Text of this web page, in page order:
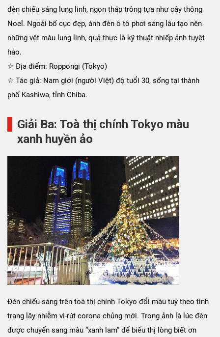
đèn chiếu sáng lung linh, ngọn tháp trông tựa như cây thông
Noel. Ngoài bố cục đẹp, ánh đèn ô tô phơi sáng lâu tạo nên
những vệt màu lung linh, quả thực là kỹ thuật nhiếp ảnh tuyệt
hảo.
☆ Địa điểm: Roppongi (Tokyo)
☆ Tác giả: Nam giới (người Việt) độ tuổi 30, sống tại thành
phố Kashiwa, tỉnh Chiba.
Giải Ba: Toà thị chính Tokyo màu
xanh huyền ảo
Đèn chiếu sáng trên toà thị chính Tokyo đổi màu tuỳ theo tình
trạng lây nhiễm vi-rút corona chủng mới. Trong ảnh là lúc đèn
được chuyển sang màu “xanh lam” để biểu thị lòng biết ơn